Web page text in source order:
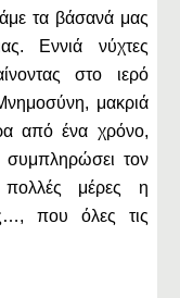
τα βάσανά μας
Εννιά νύχτες
στο ιερό
μακριά
από ένα χρόνο,
συμπληρώσει τον
μέρες η
που όλες τις